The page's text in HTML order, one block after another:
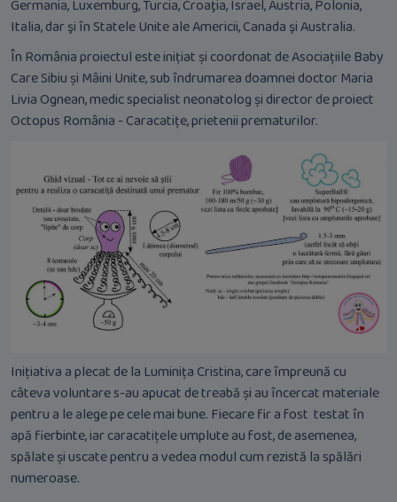
Germania, Luxemburg, Turcia, Croaţia, Israel, Austria, Polonia,
Italia, dar şi în Statele Unite ale Americii, Canada şi Australia.
În România proiectul este inițiat și coordonat de Asociațiile Baby
Care Sibiu și Mâini Unite, sub îndrumarea doamnei doctor Maria
Livia Ognean, medic specialist neonatolog și director de proiect
Octopus România - Caracatițe, prietenii prematurilor.
Inițiativa a plecat de la Luminița Cristina, care împreună cu
câteva voluntare s-au apucat de treabă și au încercat materiale
pentru a le alege pe cele mai bune. Fiecare fir a fost testat în
apă fierbinte, iar caracatițele umplute au fost, de asemenea,
spălate și uscate pentru a vedea modul cum rezistă la spălări
numeroase.